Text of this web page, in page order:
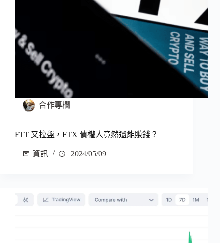
合作專欄
FTT 又拉盤，FTX 債權人竟然還能賺錢？
資訊 2024/05/09